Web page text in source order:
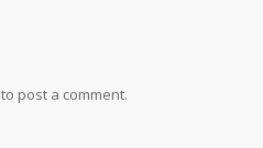
to post a comment.